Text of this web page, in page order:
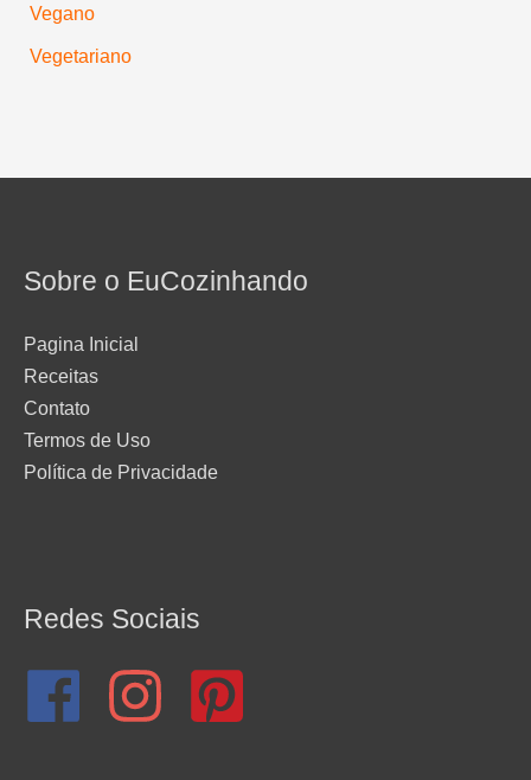
Vegano
Vegetariano
Sobre o EuCozinhando
Pagina Inicial
Receitas
Contato
Termos de Uso
Política de Privacidade
Redes Sociais